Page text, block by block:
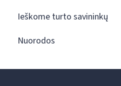
Ieškome turto savininkų
Nuorodos